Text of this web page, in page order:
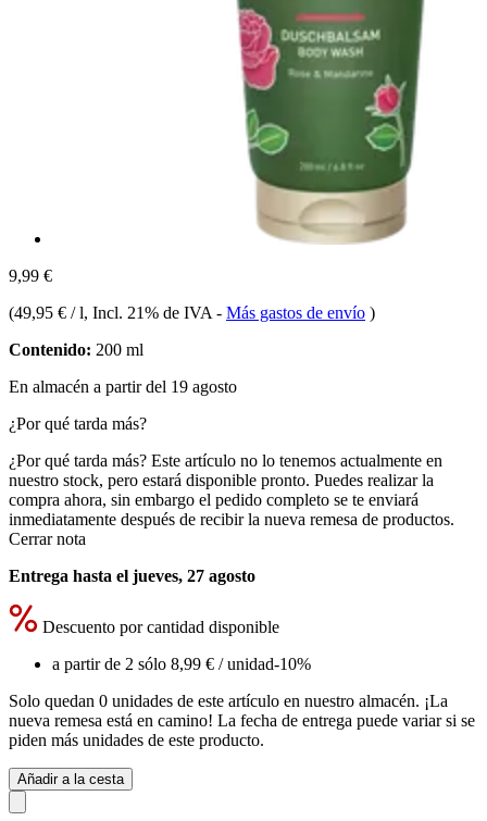
9,99 €
(49,95 € / l, Incl. 21% de IVA - Más gastos de envío )
Contenido: 200 ml
En almacén a partir del 19 agosto
¿Por qué tarda más?
¿Por qué tarda más? Este artículo no lo tenemos actualmente en
nuestro stock, pero estará disponible pronto. Puedes realizar la
compra ahora, sin embargo el pedido completo se te enviará
inmediatamente después de recibir la nueva remesa de productos.
Cerrar nota
Entrega hasta el jueves, 27 agosto
Descuento por cantidad disponible
a partir de 2 sólo 8,99 € / unidad-10%
Solo quedan 0 unidades de este artículo en nuestro almacén. ¡La
nueva remesa está en camino! La fecha de entrega puede variar si se
piden más unidades de este producto.
Añadir a la cesta